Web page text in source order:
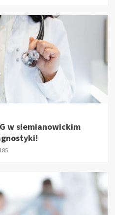
w siemianowickim
185